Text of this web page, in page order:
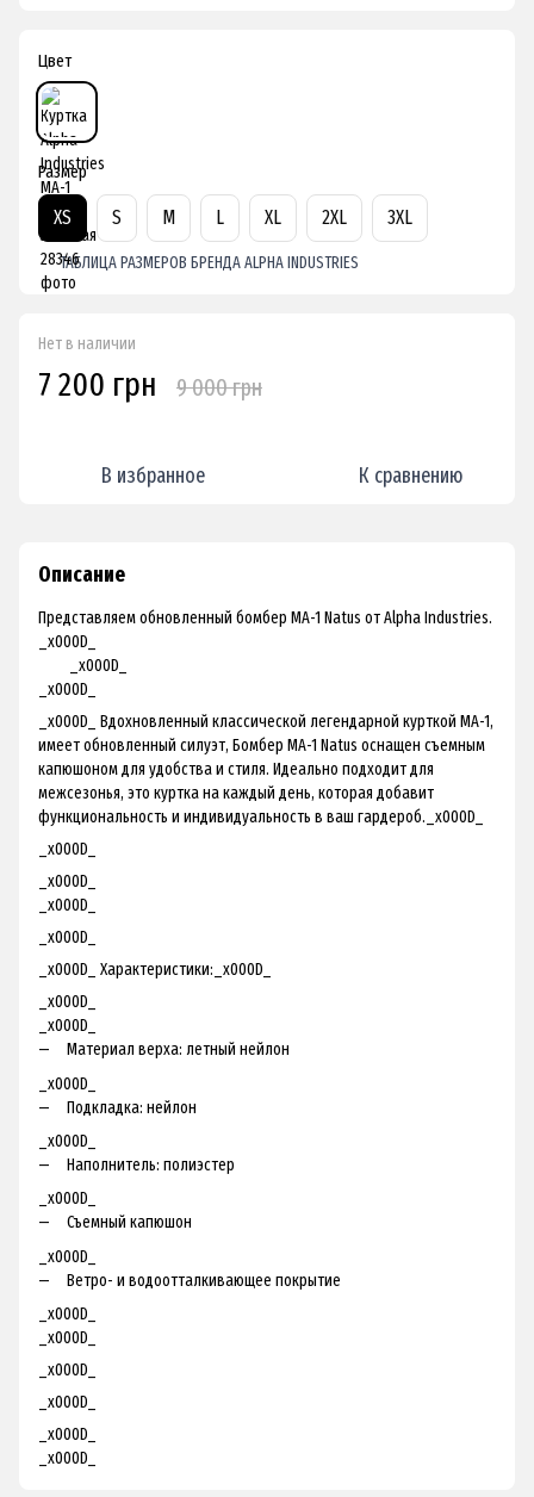
Цвет
Размер
XS S M L XL 2XL 3XL
ТАБЛИЦА РАЗМЕРОВ БРЕНДА ALPHA INDUSTRIES
Нет в наличии
7 200 грн 9 000 грн
В избранное К сравнению
Описание
Представляем обновленный бомбер MA-1 Natus от Alpha Industries.
_x000D_
_x000D_
_x000D_
_x000D_ Вдохновленный классической легендарной курткой MA-1,
имеет обновленный силуэт, Бомбер МА-1 Natus оснащен съемным
капюшоном для удобства и стиля. Идеально подходит для
межсезонья, это куртка на каждый день, которая добавит
функциональность и индивидуальность в ваш гардероб._x000D_
_x000D_
_x000D_
_x000D_
_x000D_
_x000D_ Характеристики:_x000D_
_x000D_
_x000D_
Материал верха: летный нейлон
_x000D_
Подкладка: нейлон
_x000D_
Наполнитель: полиэстер
_x000D_
Съемный капюшон
_x000D_
Ветро- и водоотталкивающее покрытие
_x000D_
_x000D_
_x000D_
_x000D_
_x000D_
_x000D_